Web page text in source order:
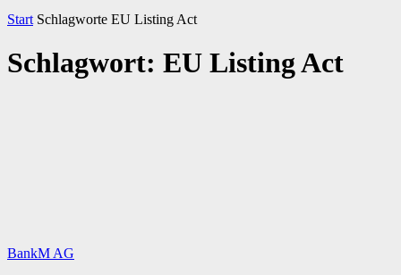
Start Schlagworte EU Listing Act
Schlagwort: EU Listing Act
BankM AG